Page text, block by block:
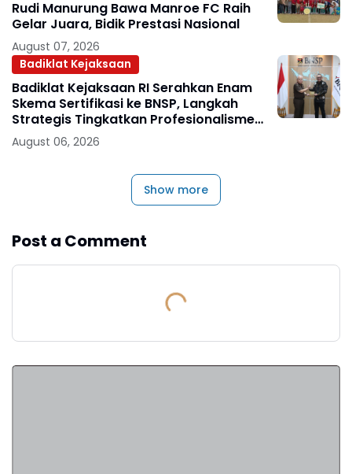
Rudi Manurung Bawa Manroe FC Raih
Gelar Juara, Bidik Prestasi Nasional
August 07, 2026
Badiklat Kejaksaan
Badiklat Kejaksaan RI Serahkan Enam
Skema Sertifikasi ke BNSP, Langkah
Strategis Tingkatkan Profesionalisme
Jaksa
August 06, 2026
Show more
Post a Comment